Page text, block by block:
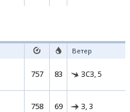
Ветер
757 83 ЗСЗ, 5
758 69 З, 3